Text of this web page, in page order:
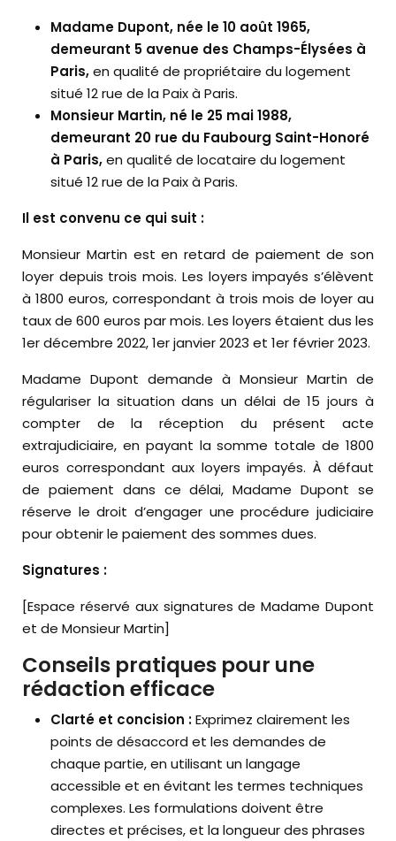
Madame Dupont, née le 10 août 1965,
demeurant 5 avenue des Champs-Élysées à
Paris,en qualité de propriétaire du logement
situé 12 rue de la Paix à Paris.
Monsieur Martin, né le 25 mai 1988,
demeurant 20 rue du Faubourg Saint-Honoré
à Paris,en qualité de locataire du logement
situé 12 rue de la Paix à Paris.
Il est convenu ce qui suit :
Monsieur Martin est en retard de paiement de son
loyer depuis trois mois. Les loyers impayés s’élèvent
à 1800 euros, correspondant à trois mois de loyer au
taux de 600 euros par mois. Les loyers étaient dus les
1er décembre 2022, 1er janvier 2023 et 1er février 2023.
Madame Dupont demande à Monsieur Martin de
régulariser la situation dans un délai de 15 jours à
compter de la réception du présent acte
extrajudiciaire, en payant la somme totale de 1800
euros correspondant aux loyers impayés. À défaut
de paiement dans ce délai, Madame Dupont se
réserve le droit d’engager une procédure judiciaire
pour obtenir le paiement des sommes dues.
Signatures :
[Espace réservé aux signatures de Madame Dupont
et de Monsieur Martin]
Conseils pratiques pour une
rédaction efficace
Clarté et concision :Exprimez clairement les
points de désaccord et les demandes de
chaque partie, en utilisant un langage
accessible et en évitant les termes techniques
complexes. Les formulations doivent être
directes et précises, et la longueur des phrases